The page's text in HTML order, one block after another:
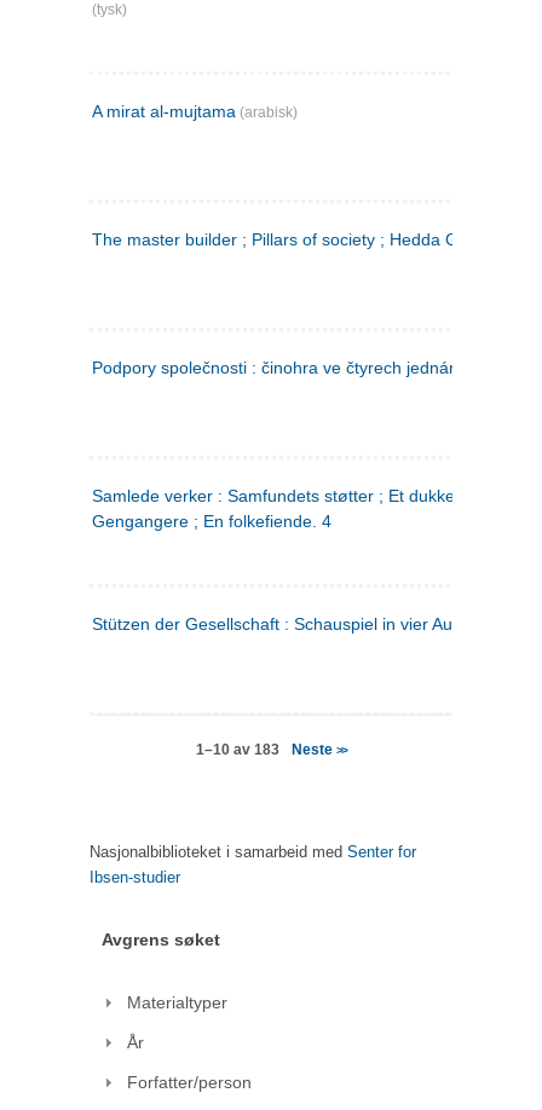
(tysk)
A mirat al-mujtama (arabisk)
The master builder ; Pillars of society ; Hedda Gabler
Podpory společnosti : činohra ve čtyrech jednáních
Samlede verker : Samfundets støtter ; Et dukkehjem ;
Gengangere ; En folkefiende. 4
Stützen der Gesellschaft : Schauspiel in vier Aufzügen
1–10 av 183 Neste >>
Nasjonalbiblioteket i samarbeid med Senter for
Ibsen-studier
Avgrens søket
Materialtyper
År
Forfatter/person